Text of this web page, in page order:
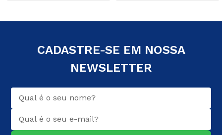
CADASTRE-SE EM NOSSA
NEWSLETTER